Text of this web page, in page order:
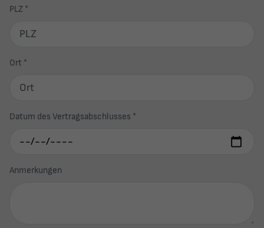
PLZ *
Ort *
Datum des Vertragsabschlusses *
Anmerkungen